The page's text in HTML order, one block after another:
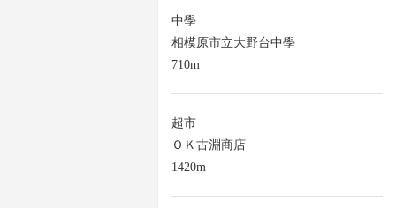
中學
相模原市立大野台中學
710m
超市
ＯＫ古淵商店
1420m